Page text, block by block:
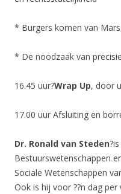
* Burgers komen van
* De noodzaak van
16.45 uur?Wrap Up, door
17.00 uur Afsluiting en
Dr. Ronald van Steden
Bestuurswetenschappen
Sociale Wetenschappen
Ook is hij voor ??n dag